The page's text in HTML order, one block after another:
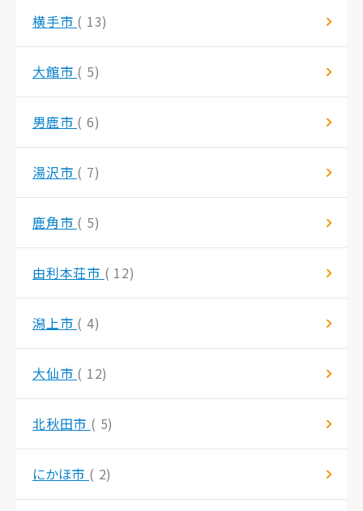
横手市 ( 13)
大館市 ( 5)
男鹿市 ( 6)
湯沢市 ( 7)
鹿角市 ( 5)
由利本荘市 ( 12)
潟上市 ( 4)
大仙市 ( 12)
北秋田市 ( 5)
にかほ市 ( 2)